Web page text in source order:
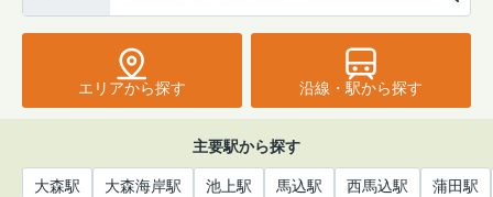
エリアから探す 沿線・駅から探す
主要駅から探す
大森駅 大森海岸駅 池上駅 馬込駅 西馬込駅 蒲田駅